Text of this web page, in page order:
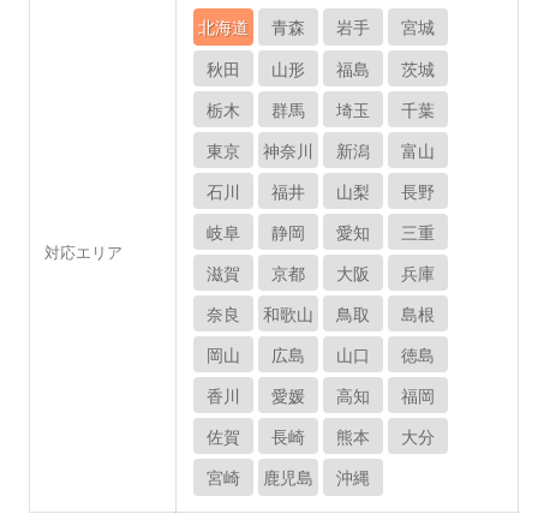
対応エリア
北海道 青森 岩手
宮城
秋田
山形 福島
茨城
栃木
群馬 埼玉
千葉
東京
神奈川 新潟
富山
石川
福井 山梨
長野
岐阜
静岡 愛知
三重
滋賀
京都 大阪
兵庫
奈良
和歌山 鳥取
島根
岡山
広島 山口
徳島
香川
愛媛 高知
福岡
佐賀
長崎 熊本
大分
宮崎
鹿児島 沖縄